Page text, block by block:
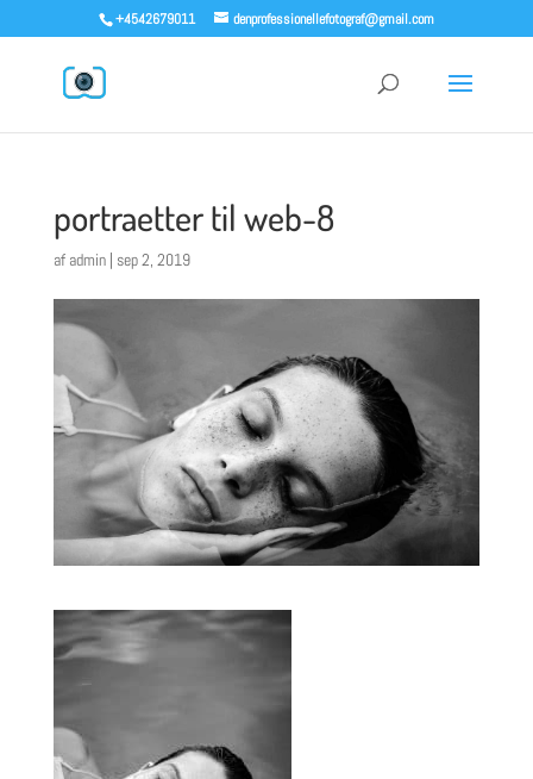
+4542679011 denprofessionellefotograf@gmail.com
portraetter til web-8
af admin| sep 2, 2019